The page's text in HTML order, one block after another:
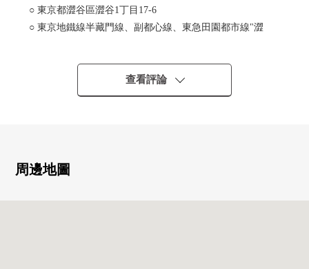
○ 東京都澀谷區澀谷1丁目17-6
○ 東京地鐵線半藏門線、副都心線、東急田園都市線"澀
JR山手線、埼京線、湘南新宿線、東急東橫線、東京地
鐵線銀座線"澀谷"車站步行5分鐘
東京地鐵線半藏門線、銀座線、千代田線"表參道"車站
○ 三菱地所住宅株式會社開發商×清水建設株式會社設計、
查看評論
周邊地圖